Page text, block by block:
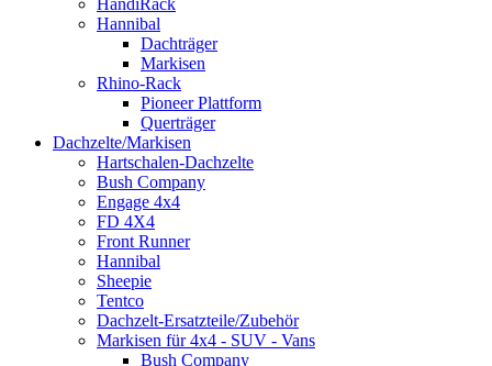
HandiRack
Hannibal
Dachträger
Markisen
Rhino-Rack
Pioneer Plattform
Querträger
Dachzelte/Markisen
Hartschalen-Dachzelte
Bush Company
Engage 4x4
FD 4X4
Front Runner
Hannibal
Sheepie
Tentco
Dachzelt-Ersatzteile/Zubehör
Markisen für 4x4 - SUV - Vans
Bush Company